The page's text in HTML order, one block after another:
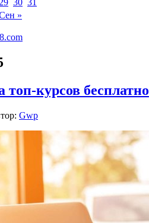
»
топ-курсов бесплатно
Gwp